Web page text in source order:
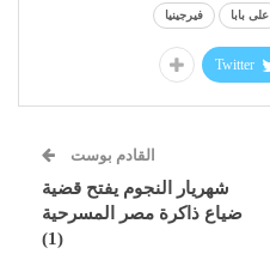
على بابا فيرجينيا
Twitter
القادم بوست
شهريار النجوم يفتح قضية
ضياع ذاكرة مصر المسرحية
(1)